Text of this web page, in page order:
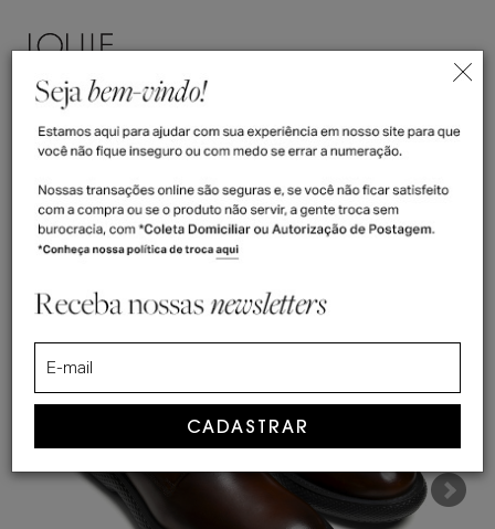
Home>Derby>
Sapato Masculino Derby Lewis Whisky